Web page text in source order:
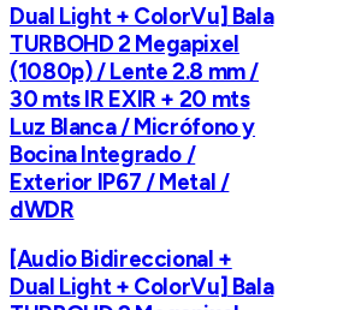
Dual Light + ColorVu] Bala
TURBOHD 2 Megapixel
(1080p) / Lente 2.8 mm /
30 mts IR EXIR + 20 mts
Luz Blanca / Micrófono y
Bocina Integrado /
Exterior IP67 / Metal /
dWDR
[Audio Bidireccional +
Dual Light + ColorVu] Bala